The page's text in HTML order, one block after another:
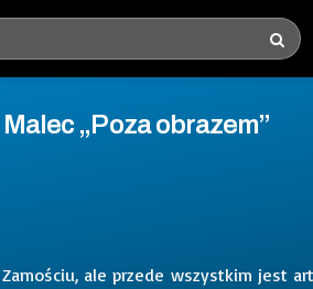
„Poza obrazem”
ale przede wszystkim jest